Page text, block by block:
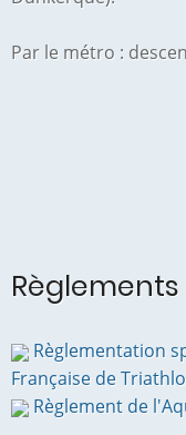
Par le métro :
Règlements
Règlementation
Française de
Règlement de